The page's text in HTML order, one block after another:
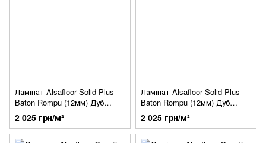
Ламінат Alsafloor Solid Plus
Baton Rompu (12мм) Дуб
Пралін BR535
2 025 грн/м²
Ламінат Alsafloor Solid Plus
Baton Rompu (12мм) Дуб
Ароніа BR542
2 025 грн/м²